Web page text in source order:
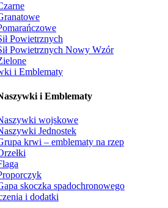
Powietrznych
Powietrznych Nowy Wzór
i Emblematy
i Emblematy
wojskowe
Jednostek
krwi – emblematy na rzep
skoczka spadochronowego
i dodatki